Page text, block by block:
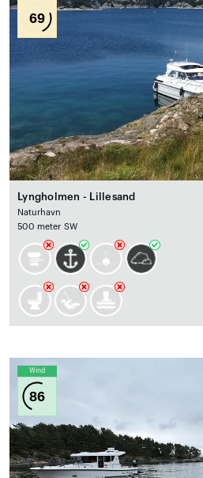
69
Lyngholmen - Lillesand
Naturhavn
500 meter SW
Wind
86